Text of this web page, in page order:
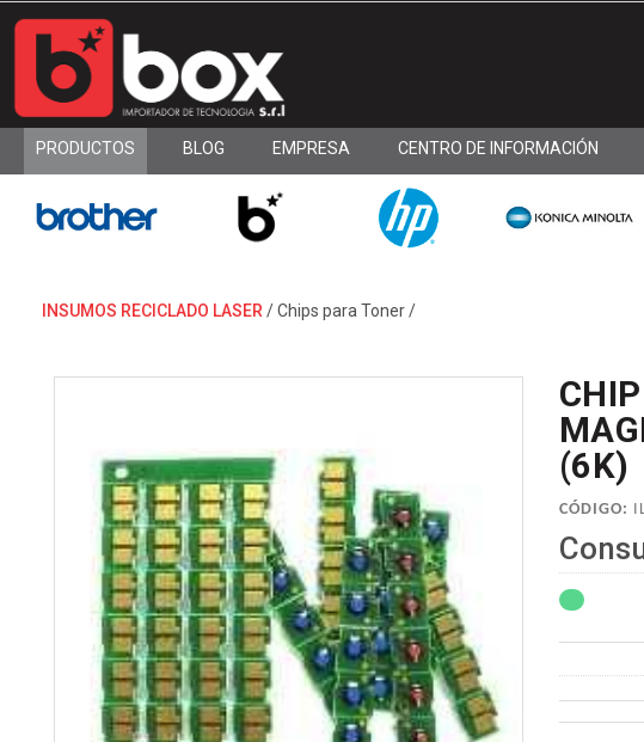
PRODUCTOS BLOG EMPRESA CENTRO DE INFORMACIÓN
INSUMOS RECICLADO LASER /Chips para Toner/
(6K)
CÓDIGO: